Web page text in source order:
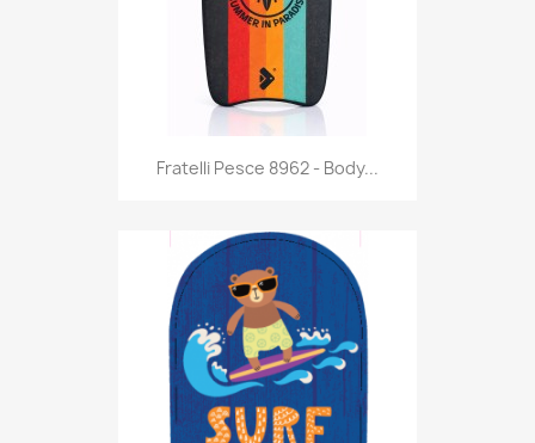
Anteprima
Fratelli Pesce 8962 - Body...